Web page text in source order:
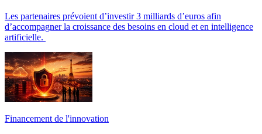
Les partenaires prévoient d’investir 3 milliards d’euros afin
d’accompagner la croissance des besoins en cloud et en intelligence
artificielle.
Financement de l'innovation